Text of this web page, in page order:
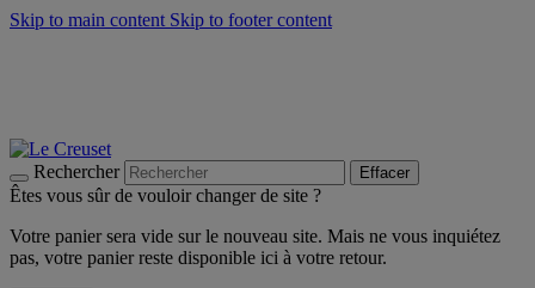
Skip to main content Skip to footer content
Rechercher Effacer
Êtes vous sûr de vouloir changer de site ?
Votre panier sera vide sur le nouveau site. Mais ne vous inquiétez
pas, votre panier reste disponible ici à votre retour.